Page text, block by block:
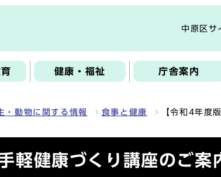
中原区サ
健康・福祉 庁舎案内
・動物に関する情報 食事と健康 【令和4年度
軽健康づくり講座のご案